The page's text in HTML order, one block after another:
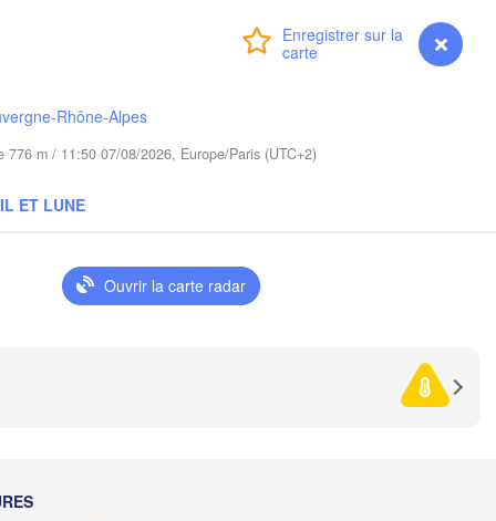
Premium myVentusky Prévisions
Rhône-Alpes
776 m / 11:50 07/08/2026, Europe/Paris (UTC+2)
ET LUNE
Ouvrir la carte radar
Kraków Rzeszów
Košice
SLOVAQUIE
Cluj-Napoca